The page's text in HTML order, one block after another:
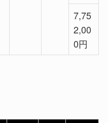
7,75
2,00
0円